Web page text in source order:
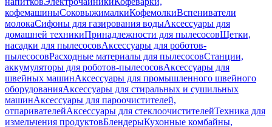
кофемашиныСоковыжималкиКофемолкиВспениватели
молокаСифоны для газирования водыАксессуары для
домашней техникиПринадлежности для пылесосовЩетки,
насадки для пылесосовАксессуары для роботов-
пылесосовРасходные материалы для пылесосовСтанции,
аккумуляторы для роботов-пылесосовАксессуары для
швейных машинАксессуары для промышленного швейного
оборудованияАксессуары для стиральных и сушильных
машинАксессуары для пароочистителей,
отпаривателейАксессуары для стеклоочистителейТехника для
измельчения продуктовБлендерыКухонные комбайны,